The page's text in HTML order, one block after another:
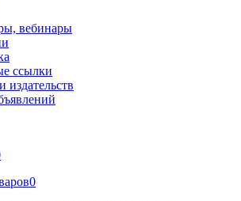
вебинары
ссылки
издательств
0